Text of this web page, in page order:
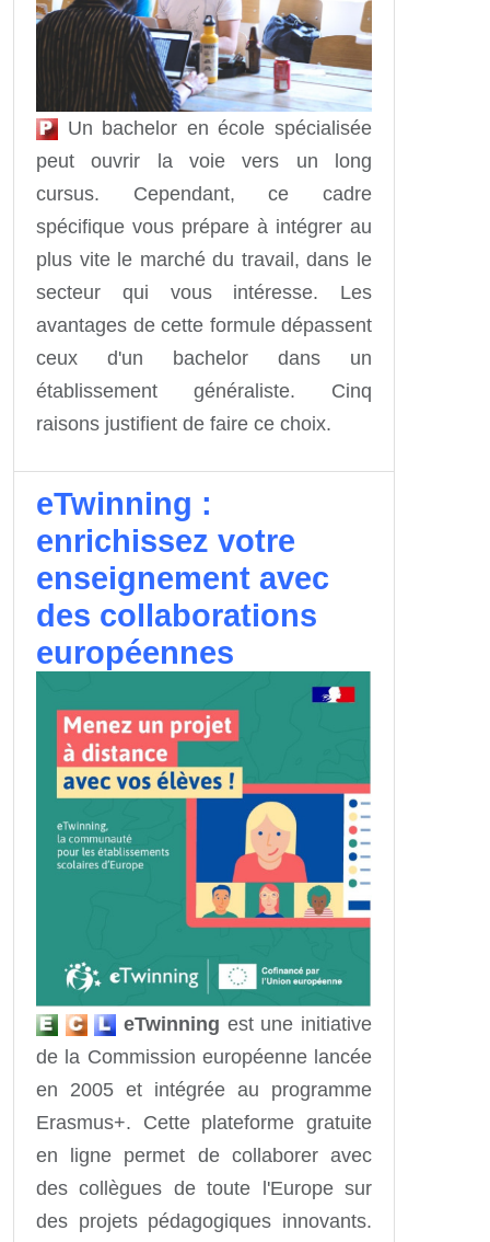
Un bachelor en école spécialisée
peut ouvrir la voie vers un long
cursus. Cependant, ce cadre
spécifique vous prépare à intégrer au
plus vite le marché du travail, dans le
secteur qui vous intéresse. Les
avantages de cette formule dépassent
ceux d'un bachelor dans un
établissement généraliste. Cinq
raisons justifient de faire ce choix.
eTwinning :
enrichissez votre
enseignement avec
des collaborations
européennes
eTwinning est une initiative
de la Commission européenne lancée
en 2005 et intégrée au programme
Erasmus+. Cette plateforme gratuite
en ligne permet de collaborer avec
des collègues de toute l'Europe sur
des projets pédagogiques innovants.